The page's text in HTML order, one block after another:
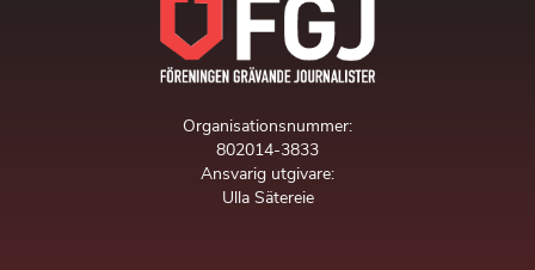
Organisationsnummer:
802014-3833
Ansvarig utgivare:
Ulla Sätereie